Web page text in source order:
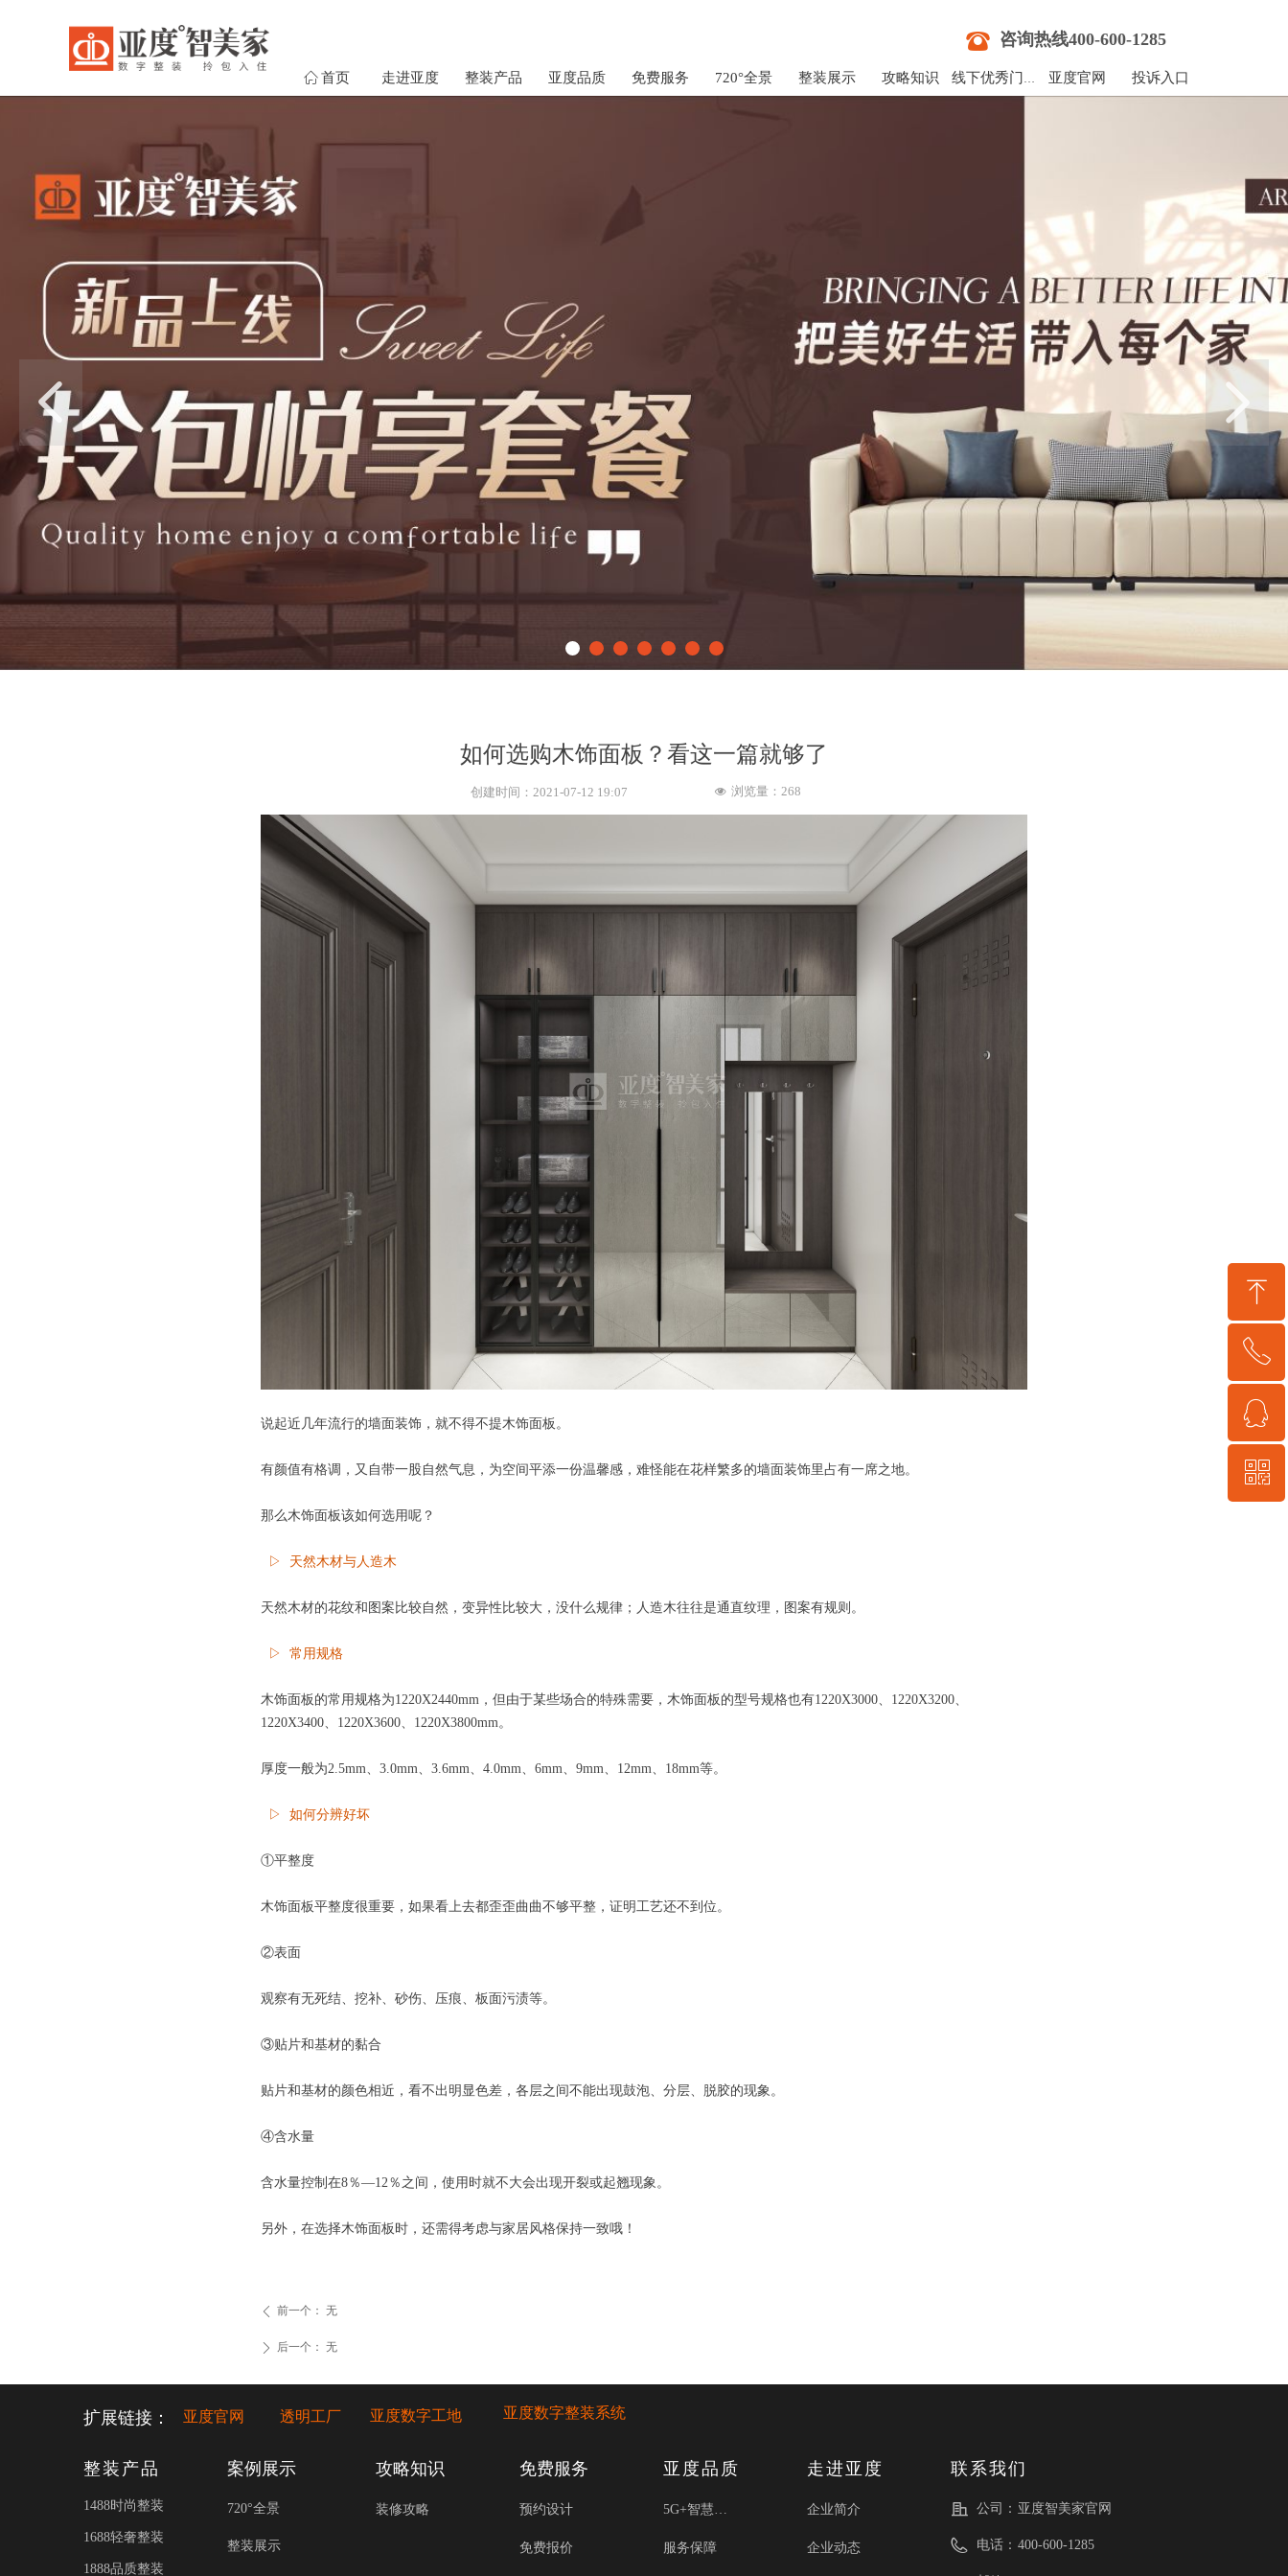
ꀇ 首页 走进亚度 整装产品 亚度品质 免费服务 720°全景 整装展示 攻略知识 线下优秀门店 亚度官网 投诉入口
뀰 咨询热线400-600-1285
넳 넲
如何选购木饰面板？看这一篇就够了
说起近几年流行的墙面装饰，就不得不提木饰面板。
有颜值有格调，又自带一股自然气息，为空间平添一份温馨感，难怪能在花样繁多的墙面装饰里占有一席之地。
那么木饰面板该如何选用呢？
▷ 天然木材与人造木
天然木材的花纹和图案比较自然，变异性比较大，没什么规律；人造木往往是通直纹理，图案有规则。
▷ 常用规格
木饰面板的常用规格为1220X2440mm，但由于某些场合的特殊需要，木饰面板的型号规格也有1220X3000、1220X3200、
1220X3400、1220X3600、1220X3800mm。
厚度一般为2.5mm、3.0mm、3.6mm、4.0mm、6mm、9mm、12mm、18mm等。
▷ 如何分辨好坏
①平整度
木饰面板平整度很重要，如果看上去都歪歪曲曲不够平整，证明工艺还不到位。
②表面
观察有无死结、挖补、砂伤、压痕、板面污渍等。
③贴片和基材的黏合
贴片和基材的颜色相近，看不出明显色差，各层之间不能出现鼓泡、分层、脱胶的现象。
④含水量
含水量控制在8％—12％之间，使用时就不大会出现开裂或起翘现象。
另外，在选择木饰面板时，还需得考虑与家居风格保持一致哦！
创建时间： 2021-07-12 19:07 넶 浏览量： 268
ꄴ 前一个： 无
ꄲ 后一个： 无
整装产品
1488时尚整装
1688轻奢整装
1888品质整装
720°全景
整装展示
案例展示
装修攻略
攻略知识
预约设计
免费报价
免费服务
5G+智慧工厂
服务保障
亚度品质
企业简介
企业动态
走进亚度 联系我们
公司： 亚度智美家官网
电话： 400-600-1285
扩展链接： 亚度官网 透明工厂 亚度数字工地 亚度数字整装系统
ꁸ
回到顶部
ꂅ
400-600-1285
ꁗ
客服联系QQ
ꀥ